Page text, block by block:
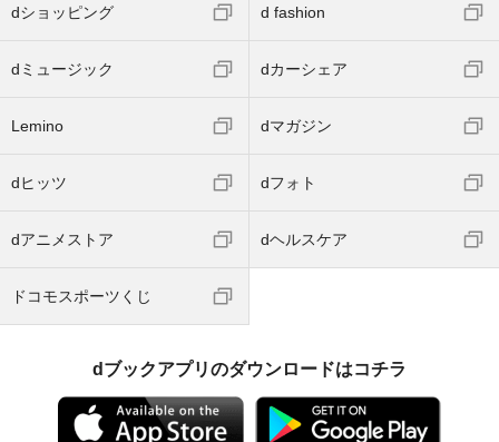
dショッピング d fashion
dミュージック dカーシェア
Lemino dマガジン
dヒッツ dフォト
dアニメストア dヘルスケア
ドコモスポーツくじ
dブックアプリのダウンロードはコチラ